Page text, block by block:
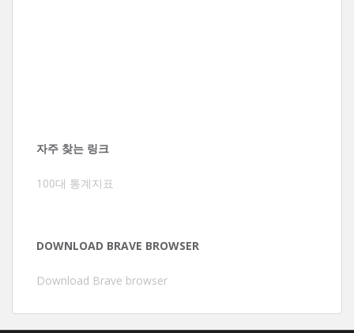
자주 찾는 링크
100대 통계지표
DOWNLOAD BRAVE BROWSER
Download Brave browser